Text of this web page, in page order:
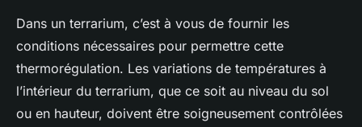
Dans un terrarium, c’est à vous de fournir les
conditions nécessaires pour permettre cette
thermorégulation. Les variations de températures à
l’intérieur du terrarium, que ce soit au niveau du sol
ou en hauteur, doivent être soigneusement contrôlées